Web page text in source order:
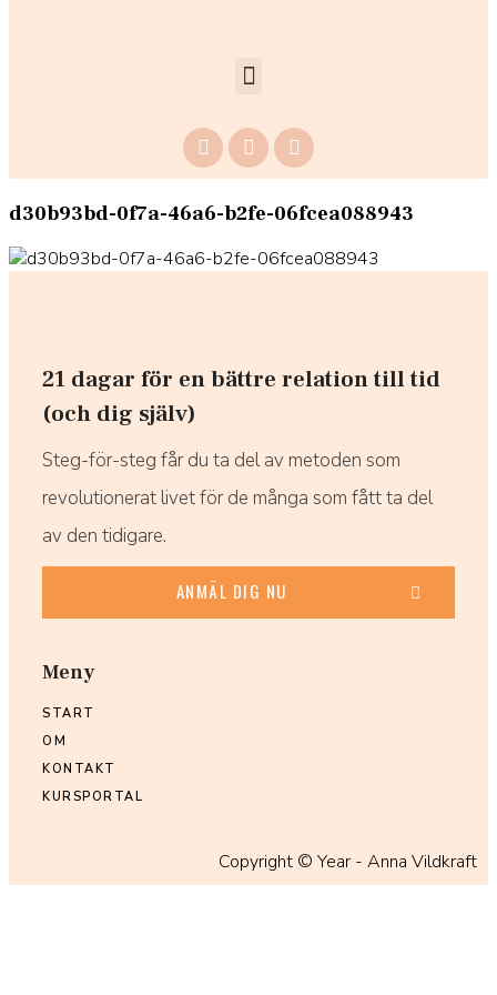
d30b93bd-0f7a-46a6-b2fe-06fcea088943
21 dagar för en bättre relation till tid
(och dig själv)
Steg-för-steg får du ta del av metoden som
revolutionerat livet för de många som fått ta del
av den tidigare.
ANMÄL DIG NU
Meny
START
OM
KONTAKT
KURSPORTAL
Copyright © Year - Anna Vildkraft